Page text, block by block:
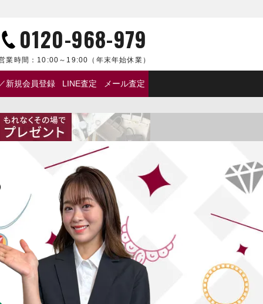
0120-968-979
業時間： 10:00～19:00 （年末年始休業）
新規会員登録 LINE査定 メール査定